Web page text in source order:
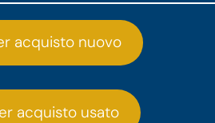
acquisto nuovo
acquisto usato